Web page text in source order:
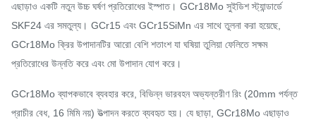
এছাড়াও একটি নতুন উচ্চ ঘর্ষণ প্রতিরোধের ইস্পাত। GCr18Mo সুইডিশ স্ট্যান্ডার্ডে
SKF24 এর সমতুল্য। GCr15 এবং GCr15SiMn এর সাথে তুলনা করা হয়েছে,
GCr18Mo ক্রির উপাদানটির আরো বেশি শতাংশ যা ঘষিয়া তুলিয়া ফেলিতে সক্ষম
প্রতিরোধের উন্নতি করে এবং মো উপাদান যোগ করে।
GCr18Mo ব্যাপকভাবে ব্যবহার করে, বিভিন্ন ভারবহন অভ্যন্তরীণ রিং (20mm পর্যন্ত
প্রাচীর বেধ, 16 মিমি নয়) উত্পাদন করতে ব্যবহৃত হয়। যে ছাড়া, GCr18Mo এছাড়াও